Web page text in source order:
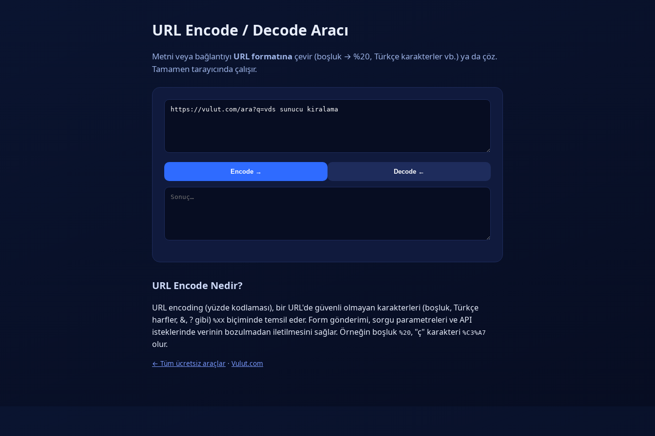
URL Encode / Decode Aracı
Metni veya bağlantıyı URL formatına çevir (boşluk → %20, Türkçe karakterler vb.) ya da çöz.
Tamamen tarayıcında çalışır.
Encode → Decode ←
URL Encode Nedir?
URL encoding (yüzde kodlaması), bir URL'de güvenli olmayan karakterleri (boşluk, Türkçe
harfler, &, ? gibi) %XX biçiminde temsil eder. Form gönderimi, sorgu parametreleri ve API
isteklerinde verinin bozulmadan iletilmesini sağlar. Örneğin boşluk %20, "ç" karakteri %C3%A7
olur.
← Tüm ücretsiz araçlar · Vulut.com